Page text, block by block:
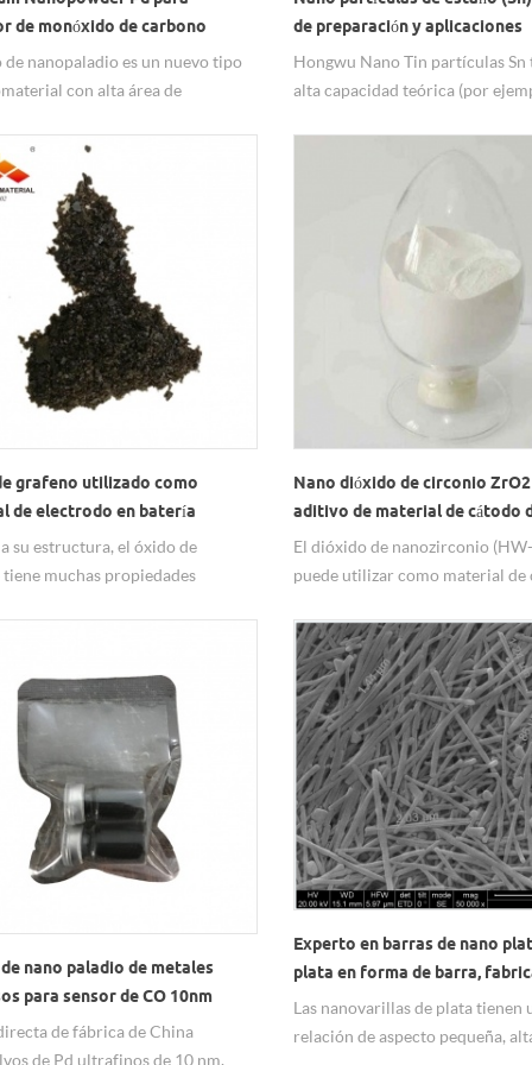
de monóxido de carbono
de nanopaladio es un nuevo tipo
con alta área de
en los campos de detección
y reacciones catalíticas. En el
de monóxido de carbono, la
nano Pd se utiliza como
para detectar de forma rápida
la concentración de monóxido de
en el aire.
de preparación y aplicaciones
Hongwu Nano Tin partículas Sn
alta capacidad teórica (por
carbono similar al grafito (372
cumplir con lo siguiente una
de necesidades de batería de
de alta capacidad.
grafeno utilizado como
de electrodo en batería
su estructura, el óxido de
muchas propiedades
con un buen
Óxido de grafeno de una sola
Hongwu, nanopolvo GO
Nano dióxido de circonio
aditivo de material de cátodo
de litio ternaria
El dióxido de nanozirconio
puede utilizar como material de
ternaria (material de cátodo
ternario), que se utiliza como
cátodo de la batería de litio
(O2), cobalto de litio (LiCoO2 ),
manganeso (LiMn2O4), etc.
aumentar la vida útil de la
mejorar la densidad de energía.
nano paladio de metales
para sensor de CO 10nm
de fábrica de China
de Pd ultrafinos de 10 nm,
Experto en barras de nano
plata en forma de barra,
nano barras de plata
Las nanovarillas de plata tienen
relación de aspecto pequeña,